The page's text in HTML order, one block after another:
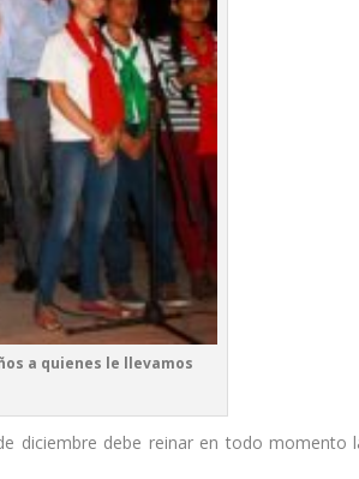
a quienes le llevamos
diciembre debe reinar en todo momento